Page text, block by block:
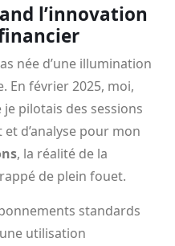
l’innovation
née d’une illumination
En février 2025, moi,
pilotais des sessions
d’analyse pour mon
, la réalité de la
de plein fouet.
standards
une utilisation